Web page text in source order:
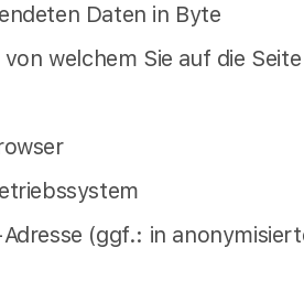
Daten in Byte
von welchem Sie auf die Seite
(ggf.: in